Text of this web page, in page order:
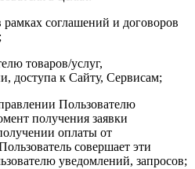
соглашений и договоров
товаров/услуг,
доступа к Сайту, Сервисам;
Пользователю
получения заявки
оплаты от
совершает эти
уведомлений, запросов;